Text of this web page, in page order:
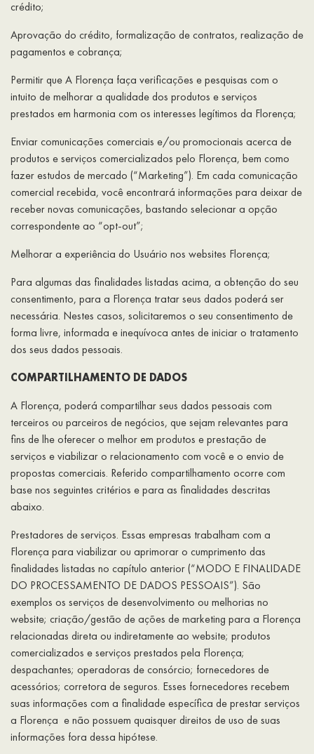
crédito;
Aprovação do crédito, formalização de contratos, realização de
pagamentos e cobrança;
Permitir que A Florença faça verificações e pesquisas com o
intuito de melhorar a qualidade dos produtos e serviços
prestados em harmonia com os interesses legítimos da Florença;
Enviar comunicações comerciais e/ou promocionais acerca de
produtos e serviços comercializados pelo Florença, bem como
fazer estudos de mercado (“Marketing”). Em cada comunicação
comercial recebida, você encontrará informações para deixar de
receber novas comunicações, bastando selecionar a opção
correspondente ao “opt-out”;
Melhorar a experiência do Usuário nos websites Florença;
Para algumas das finalidades listadas acima, a obtenção do seu
consentimento, para a Florença tratar seus dados poderá ser
necessária. Nestes casos, solicitaremos o seu consentimento de
forma livre, informada e inequívoca antes de iniciar o tratamento
dos seus dados pessoais.
COMPARTILHAMENTO DE DADOS
A Florença, poderá compartilhar seus dados pessoais com
terceiros ou parceiros de negócios, que sejam relevantes para
fins de lhe oferecer o melhor em produtos e prestação de
serviços e viabilizar o relacionamento com você e o envio de
propostas comerciais. Referido compartilhamento ocorre com
base nos seguintes critérios e para as finalidades descritas
abaixo.
Prestadores de serviços. Essas empresas trabalham com a
Florença para viabilizar ou aprimorar o cumprimento das
finalidades listadas no capítulo anterior (“MODO E FINALIDADE
DO PROCESSAMENTO DE DADOS PESSOAIS”). São
exemplos os serviços de desenvolvimento ou melhorias no
website; criação/gestão de ações de marketing para a Florença
relacionadas direta ou indiretamente ao website; produtos
comercializados e serviços prestados pela Florença;
despachantes; operadoras de consórcio; fornecedores de
acessórios; corretora de seguros. Esses fornecedores recebem
suas informações com a finalidade específica de prestar serviços
a Florença e não possuem quaisquer direitos de uso de suas
informações fora dessa hipótese.